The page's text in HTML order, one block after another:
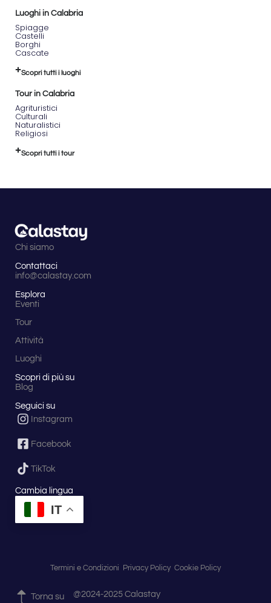
Luoghi in Calabria
Spiagge
Castelli
Borghi
Cascate
Scopri tutti i luoghi
Tour in Calabria
Agrituristici
Culturali
Naturalistici
Religiosi
Scopri tutti i tour
Chi siamo
Contattaci
info@calastay.com
Esplora
Eventi
Tour
Attività
Luoghi
Scopri di più su
Blog
Seguici su
Instagram
Facebook
TikTok
Cambia lingua
IT
Termini e Condizioni Privacy Policy Cookie Policy
Torna su @2024-2025 Calastay